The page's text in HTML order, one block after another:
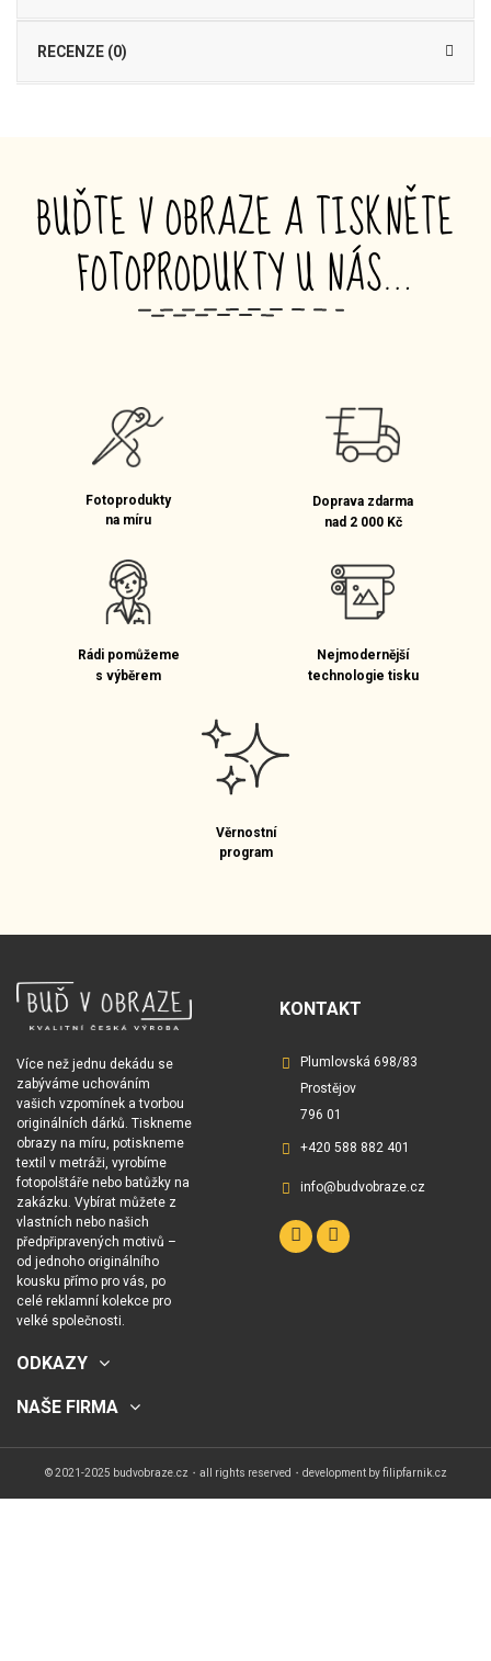
RECENZE (0)
BUĎTE V OBRAZE A TISKNĚTE
FOTOPRODUKTY U NÁS…
_
Fotoprodukty
na míru
Doprava zdarma
nad 2 000 Kč
Rádi pomůžeme
s výběrem
Nejmodernější
technologie tisku
Věrnostní
program
Více než jednu dekádu se
zabýváme uchováním
vašich vzpomínek a tvorbou
originálních dárků. Tiskneme
obrazy na míru, potiskneme
textil v metráži, vyrobíme
fotopolštáře nebo batůžky na
zakázku. Vybírat můžete z
vlastních nebo našich
předpřipravených motivů –
od jednoho originálního
kousku přímo pro vás, po
celé reklamní kolekce pro
velké společnosti.
KONTAKT
Plumlovská 698/83
Prostějov
796 01
+420 588 882 401
info@budvobraze.cz
ODKAZY
NAŠE FIRMA
© 2021-2025 budvobraze.cz・all rights reserved・development byfilipfarnik.cz